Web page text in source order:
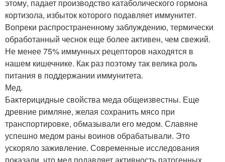
этому, падает производство катаболического гормона
кортизола, избыток которого подавляет иммунитет.
Вопреки распространенному заблуждению, термически
обработанный чеснок еще более активен, чем свежий.
Не менее 75% иммунных рецепторов находятся в
нашем кишечнике. Как раз поэтому так велика роль
питания в поддержании иммунитета.
Мед.
Бактерицидные свойства меда общеизвестны. Еще
древние римляне, желая сохранить мясо при
транспортировке, обмазывали его медом. Славяне
успешно медом раны воинов обрабатывали. Это
ускоряло заживление. Современные исследования